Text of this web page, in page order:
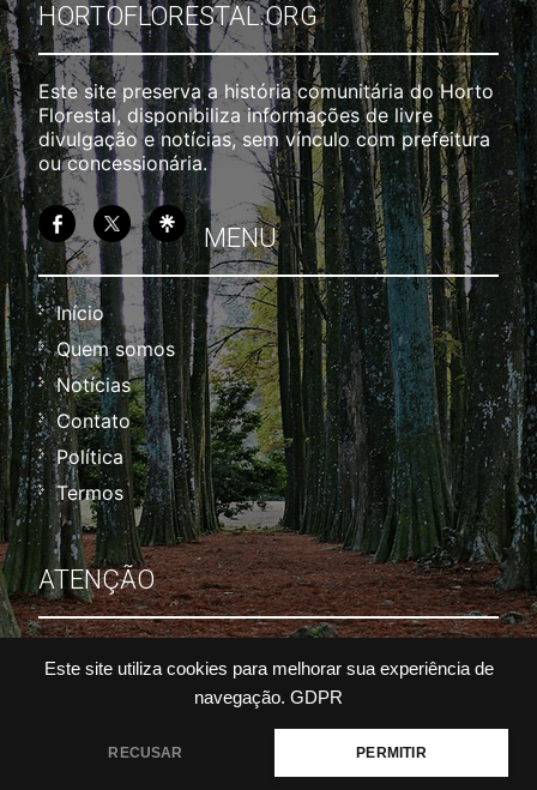
Este site utiliza cookies para melhorar sua experiência de
navegação. GDPR
RECUSAR PERMITIR
HORTOFLORESTAL.ORG
Este site preserva a história comunitária do Horto
Florestal, disponibiliza informações de livre
divulgação e notícias, sem vínculo com prefeitura
ou concessionária.
MENU
Início
Quem somos
Notícias
Contato
Política
Termos
ATENÇÃO
horários, datas, valores, etc. Dúvidas, confirme
por telefone do parque ou nas redes sociais